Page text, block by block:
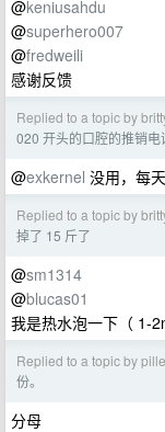
@keniusahdu
@superhero007
@fredweili
感谢反馈
Replied to a topic by
020 开头的口腔的推销电
@exkernel 没用，每
Replied to a topic by
掉了 15 斤了
@sm1314
@blucas01
我是热水泡一下（ 1-
Replied to a topic by
份。
分母